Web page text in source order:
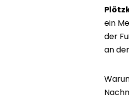
ein
der
an